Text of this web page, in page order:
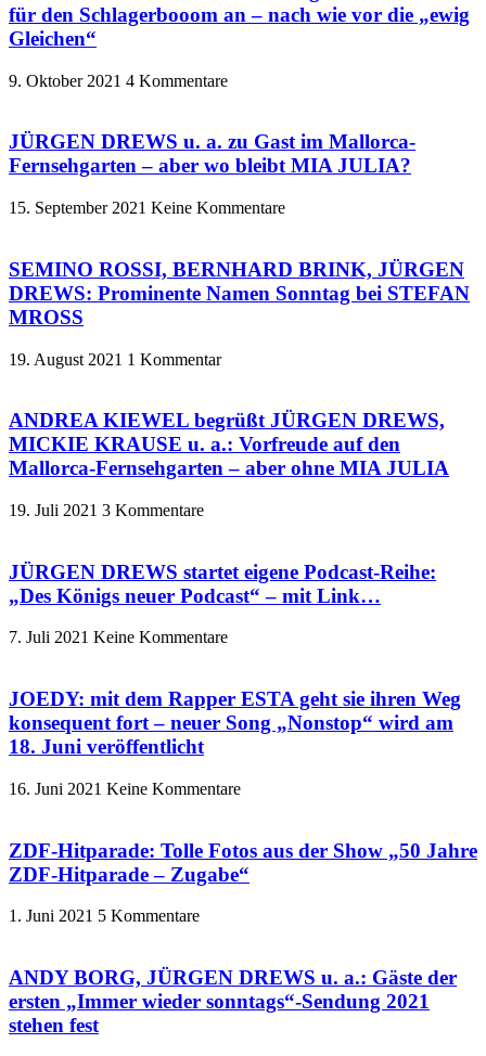
für den Schlagerbooom an – nach wie vor die „ewig
Gleichen“
9. Oktober 2021 4 Kommentare
JÜRGEN DREWS u. a. zu Gast im Mallorca-
Fernsehgarten – aber wo bleibt MIA JULIA?
15. September 2021 Keine Kommentare
SEMINO ROSSI, BERNHARD BRINK, JÜRGEN
DREWS: Prominente Namen Sonntag bei STEFAN
MROSS
19. August 2021 1 Kommentar
ANDREA KIEWEL begrüßt JÜRGEN DREWS,
MICKIE KRAUSE u. a.: Vorfreude auf den
Mallorca-Fernsehgarten – aber ohne MIA JULIA
19. Juli 2021 3 Kommentare
JÜRGEN DREWS startet eigene Podcast-Reihe:
„Des Königs neuer Podcast“ – mit Link…
7. Juli 2021 Keine Kommentare
JOEDY: mit dem Rapper ESTA geht sie ihren Weg
konsequent fort – neuer Song „Nonstop“ wird am
18. Juni veröffentlicht
16. Juni 2021 Keine Kommentare
ZDF-Hitparade: Tolle Fotos aus der Show „50 Jahre
ZDF-Hitparade – Zugabe“
1. Juni 2021 5 Kommentare
ANDY BORG, JÜRGEN DREWS u. a.: Gäste der
ersten „Immer wieder sonntags“-Sendung 2021
stehen fest